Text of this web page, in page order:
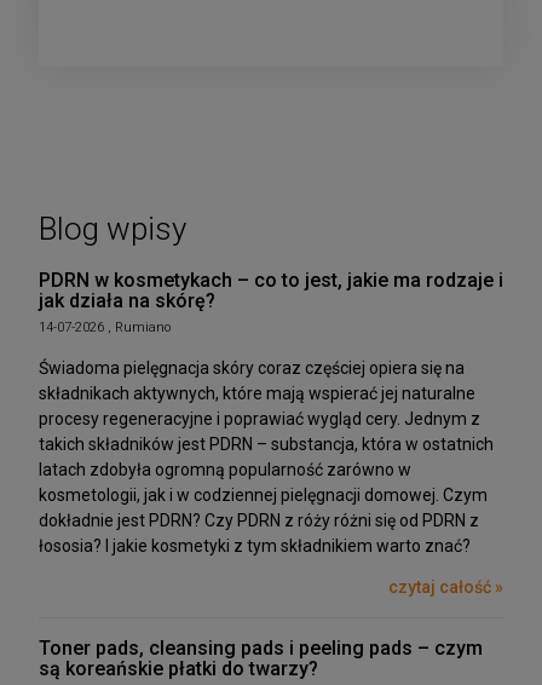
Blog wpisy
PDRN w kosmetykach – co to jest, jakie ma rodzaje i
jak działa na skórę?
14-07-2026 , Rumiano
Świadoma pielęgnacja skóry coraz częściej opiera się na
składnikach aktywnych, które mają wspierać jej naturalne
procesy regeneracyjne i poprawiać wygląd cery. Jednym z
takich składników jest PDRN – substancja, która w ostatnich
latach zdobyła ogromną popularność zarówno w
kosmetologii, jak i w codziennej pielęgnacji domowej. Czym
dokładnie jest PDRN? Czy PDRN z róży różni się od PDRN z
łososia? I jakie kosmetyki z tym składnikiem warto znać?
czytaj całość »
Toner pads, cleansing pads i peeling pads – czym
są koreańskie płatki do twarzy?